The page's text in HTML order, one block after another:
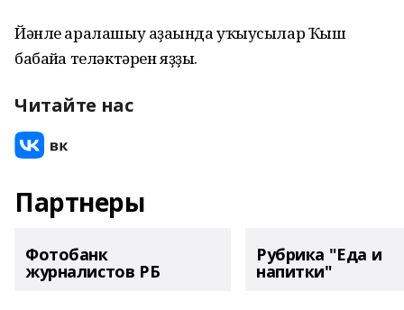
Йәнле аралашыу аҙағында уҡыусылар Ҡыш
бабайға теләктәрен яҙҙы.
Читайте нас
Партнеры
Фотобанк
журналистов РБ
Рубрика "Еда и
напитки"